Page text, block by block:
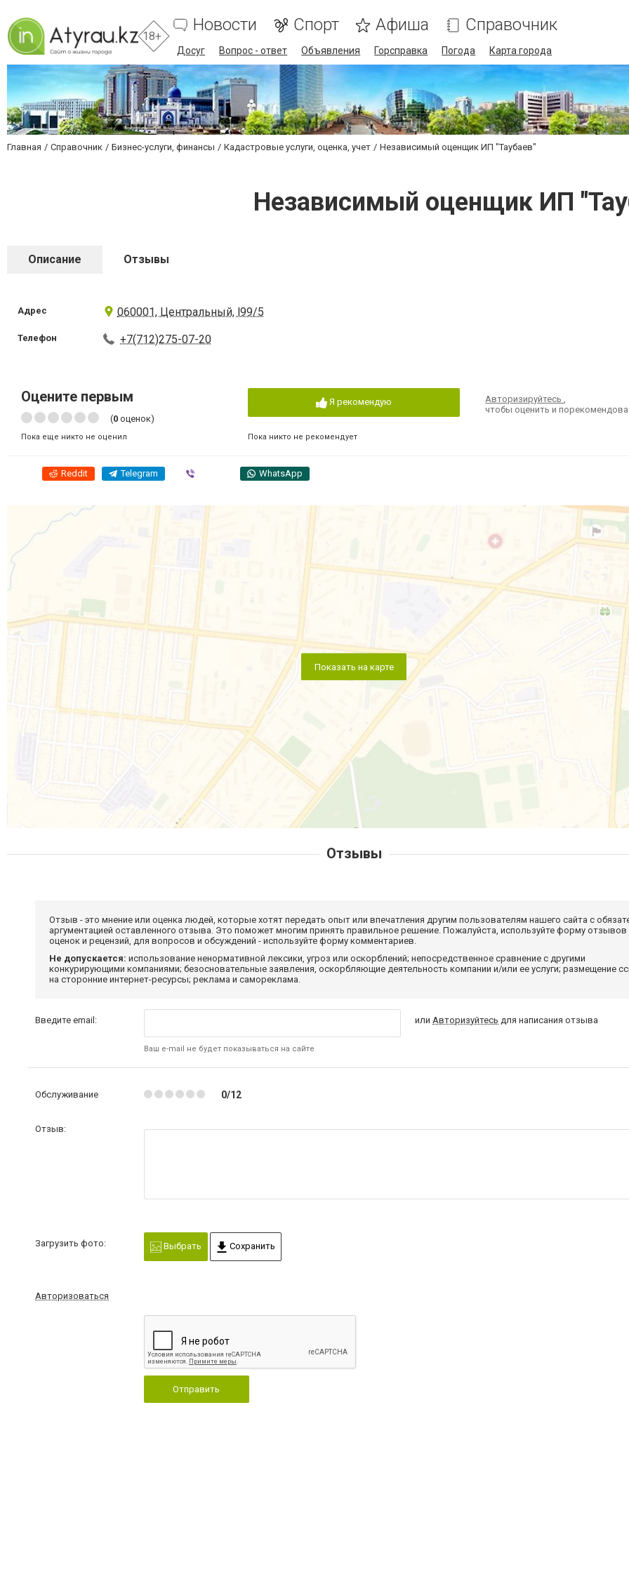
18+
Новости Спорт Афиша Справочник
Досуг Вопрос - ответ Объявления Горсправка Погода Карта города
Главная Справочник Бизнес-услуги, финансы Кадастровые услуги, оценка, учет Независимый оценщик ИП "Таубаев"
Независимый оценщик ИП
Описание Отзывы
Адрес 060001, Центральный, l99/5
Телефон +7(712)275-07-20
Оцените первым
(0 оценок)
Пока еще никто не оценил
Я рекомендую
Пока никто не рекомендует
Авторизируйтесь,
чтобы оценить и
Reddit Telegram WhatsApp
Показать на карте
Отзывы
Отзыв - это мнение или оценка людей, которые хотят передать опыт или впечатления другим пользователям нашего сайта с
аргументацией оставленного отзыва. Это поможет многим принять правильное решение. Пожалуйста, используйте форму отзывов
оценок и рецензий, для вопросов и обсуждений - используйте форму комментариев.
Не допускается: использование ненормативной лексики, угроз или оскорблений; непосредственное сравнение с другими
конкурирующими компаниями; безосновательные заявления, оскорбляющие деятельность компании и/или ее услуги; размещение
на сторонние интернет-ресурсы; реклама и самореклама.
Введите email:
Ваш e-mail не будет показываться на сайте
илиАвторизуйтесь для написания отзыва
Обслуживание 0/12
Отзыв:
Загрузить фото: Выбрать Сохранить
Авторизоваться
Отправить